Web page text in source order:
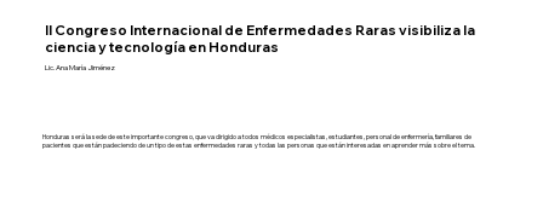
II Congreso Internacional de Enfermedades Raras visibiliza la
ciencia y tecnología en Honduras
Lic. Ana María Jiménez
Honduras será la sede de este importante congreso, que va dirigido a todos médicos especialistas, estudiantes, personal de enfermería, familiares de
pacientes que están padeciendo de un tipo de estas enfermedades raras y todas las personas que están interesadas en aprender más sobre el tema.